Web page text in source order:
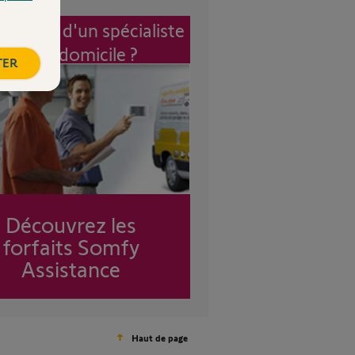
d'un spécialiste
à mon domicile ?
Découvrez les
forfaits Somfy
Assistance
Haut de page